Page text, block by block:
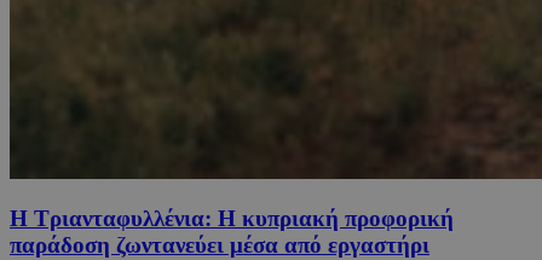
Η Τριανταφυλλένια: Η κυπριακή προφορική
παράδοση ζωντανεύει μέσα από εργαστήρι